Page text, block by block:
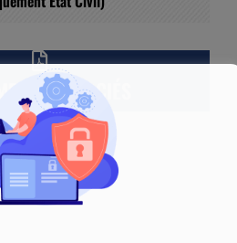
ASSOCIÉS